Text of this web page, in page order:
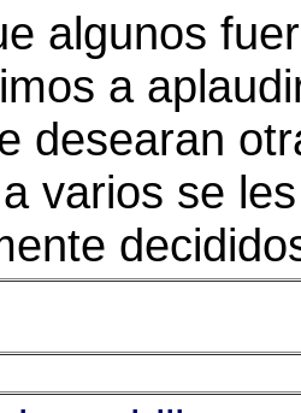
algunos
a
desearan
varios se